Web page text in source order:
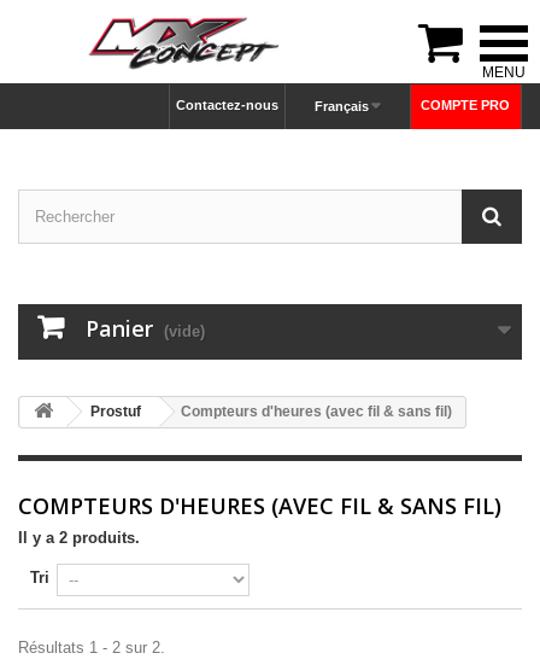
COMPTE PRO
Français
Contactez-nous
Panier (vide)
Prostuf Compteurs d'heures (avec fil & sans fil)
COMPTEURS D'HEURES (AVEC FIL & SANS FIL)
Il y a 2 produits.
Tri
Résultats 1 - 2 sur 2.
